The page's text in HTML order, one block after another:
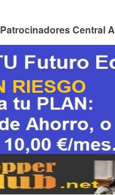
Patrocinadores Central A